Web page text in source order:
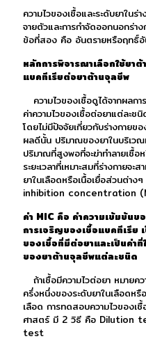
ความไวของเชื้อและระดับยาใน
จายตัวและการกำจัดออกนอกร่าง
ข้อที่สอง คือ อันตรายหรือฤทธิ์อั
หลักการพิจารณาเลือกใช้ยา
แบคทีเรียต่อยาต้านจุลชีพ
ความไวของเชื้อดูได้จากผลกา
ค่าความไวของเชื้อต่อยาแต่ละช
โดยไม่มีปัจจัยเกี่ยวกับร่างกายข
ผลดีนั้น ปริมาณของยาในบริเว
ปริมาณที่สูงพอที่จะฆ่าทำลายเชื้อ
ระยะเวลาที่เหมาะสมที่ร่างกายจ
ยาในเลือดหรือเนื้อเยื่อส่วนต่า
inhibition concentration
ค่า MIC คือ ค่าความเข้มข้น
การเจริญของเชื้อแบคทีเรีย
ของเชื้อที่มีต่อยาและเป็นค่า
ของยาต้านจุลชีพแต่ละชนิด
ถ้าเชื้อมีความไวต่อยา หมายค
ครึ่งหนึ่งของระดับยาในเลือดห
เลือด การทดสอบความไวของเ
ศาสตร์ มี 2 วิธี คือ Dilution
test